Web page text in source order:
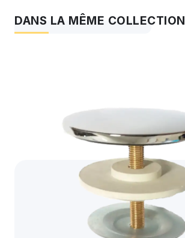
DANS LA MÊME COLLECTION